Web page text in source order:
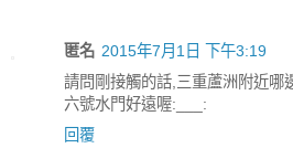
匿名 2015年7月1日 下午3:19
請問剛接觸的話,三重蘆洲附近哪
六號水門好遠喔:___:
回覆